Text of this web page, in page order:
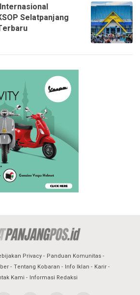
Selatpanjang
Privacy
Panduan Komunitas
Tentang Kobaran Info Iklan
Karir
Kami
Informasi Redaksi